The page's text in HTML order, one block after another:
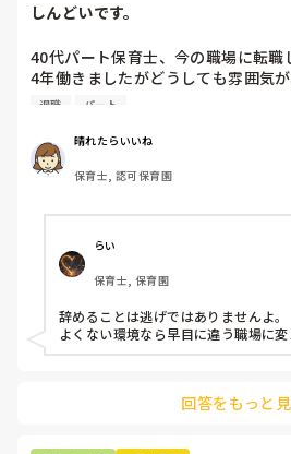
しんどいです。
40代パート保育士、今の職場に転職
4年働きましたがどうしても雰囲気
退職しようと思っています。
周りの職員は、勤続10年以上から何
どです。
保護者子どもの愚痴悪口が多く、
今で言う不適切保育も
仕方ないよね
もう何も言わずに
子どもの言いなりになればいいんだね
などいう意見で…
上の先生に相談することは難しそう
最後の職場にしようと思っていまし
退職 パート
晴れたらいいね
保育士, 認可保育園
らい
保育士, 保育園
辞めることは逃げではありませんよ。
よくない環境なら早目に違う職場に変
回答をもっと